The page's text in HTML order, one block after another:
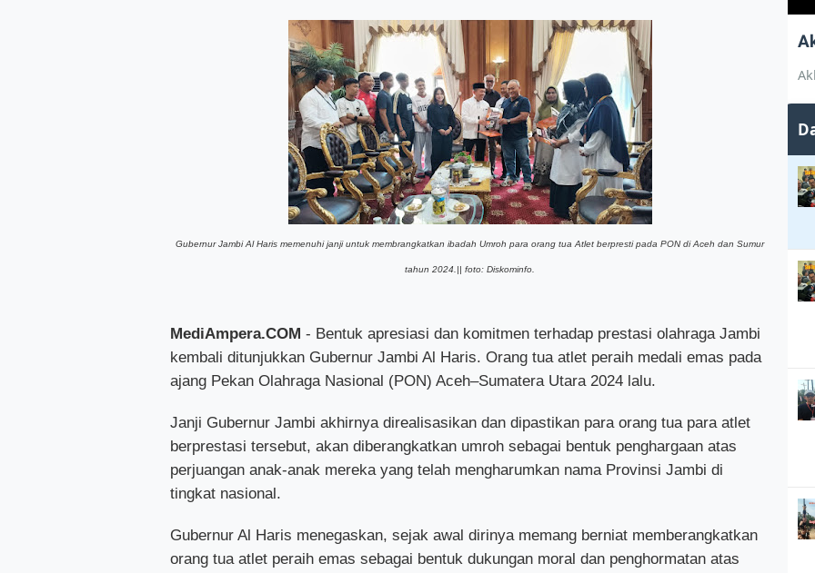
Gubernur Jambi Al Haris memenuhi janji untuk membrangkatkan ibadah Umroh para orang tua Atlet berpresti pada PON di Aceh dan Sumur
tahun 2024.|| foto: Diskominfo.
MediAmpera.COM - Bentuk apresiasi dan komitmen terhadap prestasi olahraga Jambi
kembali ditunjukkan Gubernur Jambi Al Haris. Orang tua atlet peraih medali emas pada
ajang Pekan Olahraga Nasional (PON) Aceh–Sumatera Utara 2024 lalu.
Janji Gubernur Jambi akhirnya direalisasikan dan dipastikan para orang tua para atlet
berprestasi tersebut, akan diberangkatkan umroh sebagai bentuk penghargaan atas
perjuangan anak-anak mereka yang telah mengharumkan nama Provinsi Jambi di
tingkat nasional.
Gubernur Al Haris menegaskan, sejak awal dirinya memang berniat memberangkatkan
orang tua atlet peraih emas sebagai bentuk dukungan moral dan penghormatan atas